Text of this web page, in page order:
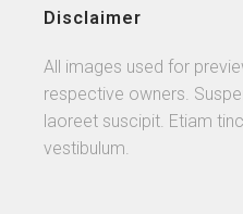
Disclaimer
All images used for
respective owners.
laoreet suscipit. Etiam
vestibulum.